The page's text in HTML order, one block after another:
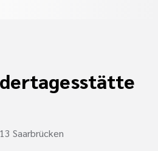
Saarbrücken